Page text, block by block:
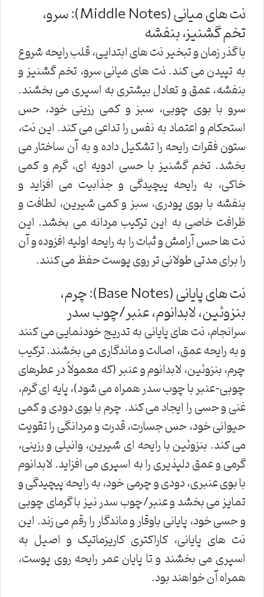
نت های میانی (Middle Notes): سرو،
تخم گشنیز، بنفشه
با گذر زمان و تبخیر نت های ابتدایی، قلب رایحه شروع
به تپیدن می کند. نت های میانی سرو، تخم گشنیز و
بنفشه، عمق و تعادل بیشتری به اسپری می بخشند.
سرو با بوی چوبی، سبز و کمی رزینی خود، حس
استحکام و اعتماد به نفس را تداعی می کند. این نت،
ستون فقرات رایحه را تشکیل داده و به آن ساختار می
بخشد. تخم گشنیز با حسی ادویه ای، گرم و کمی
خاکی، به رایحه پیچیدگی و جذابیت می افزاید و
بنفشه با بوی پودری، سبز و کمی شیرین، لطافت و
ظرافت خاصی به این ترکیب مردانه می بخشد. این
نت ها حس آرامش و ثبات را به رایحه اولیه افزوده و آن
را برای مدتی طولانی تر روی پوست حفظ می کنند.
نت های پایانی (Base Notes): چرم،
بنزوئین، لابدانوم، عنبر/چوب سدر
سرانجام، نت های پایانی به تدریج خودنمایی می کنند
و به رایحه عمق، اصالت و ماندگاری می بخشند. ترکیب
چرم، بنزوئین، لابدانوم و عنبر (که معمولاً در عطرهای
چوبی-عنبر با چوب سدر همراه می شود)، پایه ای گرم،
غنی و حسی را ایجاد می کند. چرم با بوی دودی و کمی
حیوانی خود، حس جسارت، قدرت و مردانگی را تقویت
می کند. بنزوئین با رایحه ای شیرین، وانیلی و رزینی،
گرمی و عمق دلپذیری را به اسپری می افزاید. لابدانوم
با بوی عنبری، دودی و چرمی خود، به رایحه پیچیدگی و
تمایز می بخشد و عنبر/چوب سدر نیز با گرمای چوبی
و حسی خود، پایانی باوقار و ماندگار را رقم می زند. این
نت های پایانی، کاراکتری کاریزماتیک و اصیل به
اسپری می بخشند و تا پایان عمر رایحه روی پوست،
همراه آن خواهند بود.